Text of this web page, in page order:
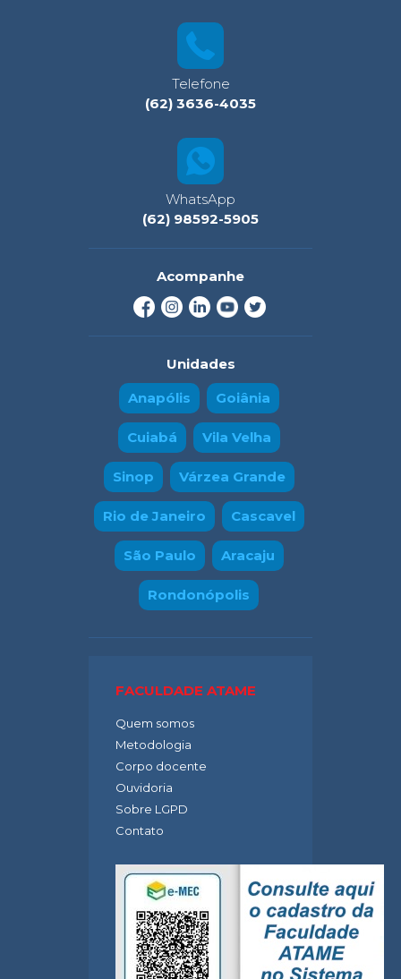
Telefone
(62) 3636-4035
WhatsApp
(62) 98592-5905
Acompanhe
Unidades
Anapólis
Goiânia
Cuiabá Vila Velha
Sinop Várzea Grande
Rio de Janeiro Cascavel
São Paulo Aracaju
Rondonópolis
FACULDADE ATAME
Quem somos
Metodologia
Corpo docente
Ouvidoria
Sobre LGPD
Contato